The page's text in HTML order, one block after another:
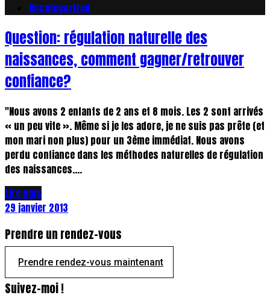
Uncategorized
Question: régulation naturelle des
naissances, comment gagner/retrouver
confiance?
"Nous avons 2 enfants de 2 ans et 8 mois. Les 2 sont arrivés
« un peu vite ». Même si je les adore, je ne suis pas prête (et
mon mari non plus) pour un 3ème immédiat. Nous avons
perdu confiance dans les méthodes naturelles de régulation
des naissances....
Lire plus
29 janvier 2013
Prendre un rendez-vous
Prendre rendez-vous maintenant
Suivez-moi !